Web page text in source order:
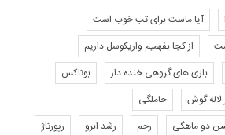
آیا ماست برای تب خوب است
از کجا بفهمیم واریکوسل داریم
بازی های گروهی خنده دار
بوتاکس
گوش
حاملگی
دو ماهگی
رحم رشد ابرو
رپورتاژ